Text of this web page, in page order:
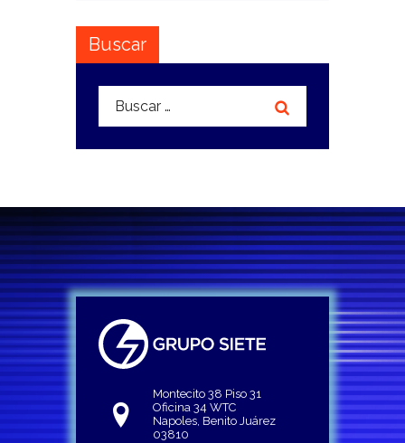
Buscar
Buscar:
Montecito 38 Piso 31
Oficina 34 WTC
Napoles, Benito Juárez
03810